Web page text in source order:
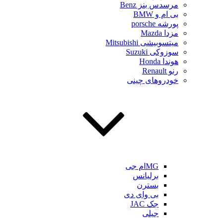
مرسدس بنز Benz
بی ام و BMW
پورشه porsche
مزدا Mazda
میتسوبیشی Mitsubishi
سوزوکی Suzuki
هوندا Honda
رنو Renault
خودروهای چینی
MGام جی
برلیانس
بسترن
بی وای دی
جک JAC
جیلی